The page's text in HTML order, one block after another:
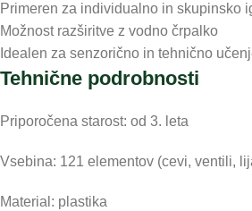
Primeren za individualno in skupinsko
Možnost razširitve z vodno črpalko
Idealen za senzorično in tehnično
Tehnične podrobnosti
Priporočena starost: od 3. leta
Vsebina: 121 elementov (cevi, ventili,
Material: plastika